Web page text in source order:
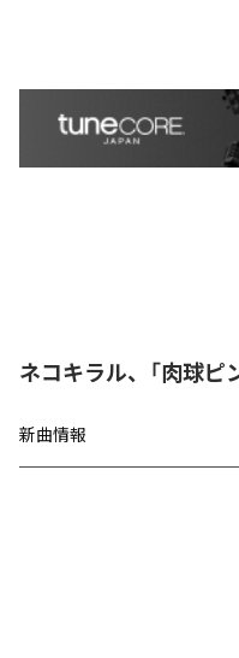
ネコキラル、「肉球ピ
新曲情報